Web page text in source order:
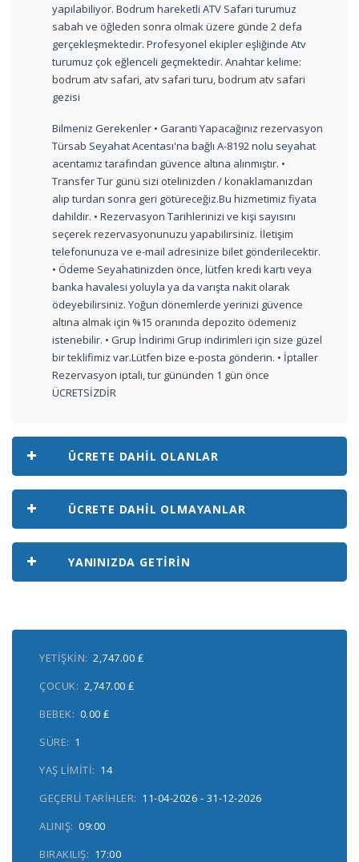
yapılabiliyor. Bodrum hareketli ATV Safari turumuz
sabah ve öğleden sonra olmak üzere günde 2 defa
gerçekleşmektedir. Profesyonel ekipler eşliğinde Atv
turumuz çok eğlenceli geçmektedir. Anahtar kelime:
bodrum atv safari, atv safari turu, bodrum atv safari
gezisi
Bilmeniz Gerekenler • Garanti Yapacağınız rezervasyon
Türsab Seyahat Acentası'na bağlı A-8192 nolu seyahat
acentamız tarafından güvence altına alınmıştır. •
Transfer Tur günü sizi otelinizden / konaklamanızdan
alıp turdan sonra geri götüreceğiz.Bu hizmetimiz fiyata
dahildir. • Rezervasyon Tarihlerinizi ve kişi sayısını
seçerek rezervasyonunuzu yapabilirsiniz. İletişim
telefonunuza ve e-mail adresinize bilet gönderilecektir.
• Ödeme Seyahatinizden önce, lütfen kredi kartı veya
banka havalesi yoluyla ya da varışta nakit olarak
ödeyebilirsiniz. Yoğun dönemlerde yerinizi güvence
altına almak için %15 oranında depozito ödemeniz
istenebilir. • Grup İndirimi Grup indirimleri için size güzel
bir teklifimiz var.Lütfen bize e-posta gönderin. • İptaller
Rezervasyon iptali, tur gününden 1 gün önce
ÜCRETSİZDİR
ÜCRETE DAHIL OLANLAR
ÜCRETE DAHIL OLMAYANLAR
YANINIZDA GETIRIN
YETIŞKIN: 2,747.00 ₤
ÇOCUK: 2,747.00 ₤
BEBEK: 0.00 ₤
SÜRE: 1
YAŞ LIMITI: 14
GEÇERLI TARIHLER: 11-04-2026 - 31-12-2026
ALINIŞ: 09:00
BIRAKILIŞ: 17:00